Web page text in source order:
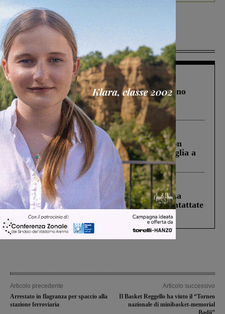
Più lette
Cronaca 4 Agosto 2026
Un anno fa la strage in A1 in cui morirono
Gianni, Giulia e Franco. Lo schianto, il
processo, lo stop ai sorpassi fra tir....
Cronaca 3 Agosto 2026
Scomparso da una struttura di Castiglion
Fiorentino l’uomo che aveva ucciso la figlia a
Levane nel 2020
Cronaca 5 Agosto 2026
Continuano le ricerche di Miah Billal. La
Prefettura: “In caso di avvistamento contattate
il 112”
Articolo precedente
Arrestato in flagranza per spaccio alla
stazione ferroviaria
Articolo successivo
Il Basket Reggello ha vinto il “Torneo
nazionale di minibasket-memorial
Badii”